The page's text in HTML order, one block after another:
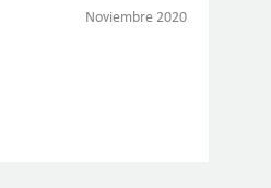
Noviembre 2020